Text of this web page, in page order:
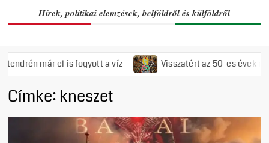
Hírek, politikai elemzések, belföldről és külföldről
már el is fogyott a víz Visszatért az 50-es évek
Címke: kneszet